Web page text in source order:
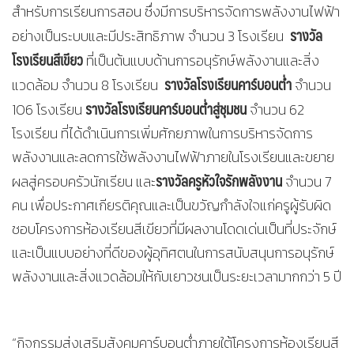
สำหรับการเรียนการสอน ซึ่งมีการบริหารจัดการพลังงานไฟฟ้า
อย่างเป็นระบบและมีประสิทธิภาพ จำนวน 3 โรงเรียน รางวัล
โรงเรียนสีเขียวที่เป็นต้นแบบด้านการอนุรักษ์พลังงานและสิ่ง
แวดล้อม จำนวน 8 โรงเรียน รางวัลโรงเรียนคาร์บอนต่ำจำนวน
106 โรงเรียน รางวัลโรงเรียนคาร์บอนต่ำสู่ชุมชนจำนวน 62
โรงเรียน ที่ได้ดำเนินการเพิ่มศักยภาพในการบริหารจัดการ
พลังงานและลดการใช้พลังงานไฟฟ้าภายในโรงเรียนและขยาย
ผลสู่ครอบครัวนักเรียน และรางวัลครูหัวใจรักพลังงานจำนวน 7
คน เพื่อประกาศเกียรติคุณและเป็นขวัญกำลังใจแก่ครูผู้รับผิด
ชอบโครงการห้องเรียนสีเขียวที่มีผลงานโดดเด่นเป็นที่ประจักษ์
และเป็นแบบอย่างที่ดีของผู้อุทิศตนในการสนับสนุนการอนุรักษ์
พลังงานและสิ่งแวดล้อมให้กับเยาวชนเป็นระยะเวลามากกว่า 5 ปี
“กิจกรรมส่งเสริมสังคมคาร์บอนต่ำภายใต้โครงการห้องเรียนสี